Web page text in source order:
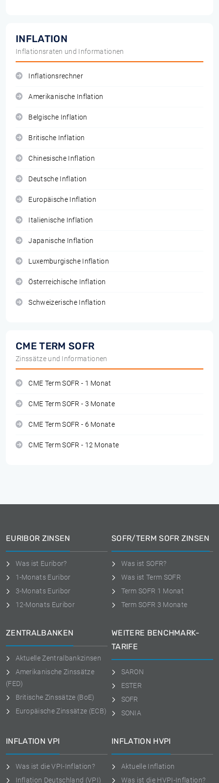
INFLATION
Inflationsraten und Informationen
Inflationsrechner
Amerikanische Inflation
Belgische Inflation
Britische Inflation
Chinesische Inflation
Deutsche Inflation
Europäische Inflation
Italienische Inflation
Japanische Inflation
Luxemburgische Inflation
Österreichische Inflation
Schweizerische Inflation
CME TERM SOFR
Zinssätze und Informationen
CME Term SOFR - 1 Monat
CME Term SOFR - 3 Monate
CME Term SOFR - 6 Monate
CME Term SOFR - 12 Monate
EURIBOR ZINSEN
Was ist Euribor?
1-Monats Euribor
3-Monats Euribor
12-Monats Euribor
SOFR/TERM SOFR ZINSEN
Was ist SOFR?
Was ist Term SOFR
Term SOFR 1 Monat
Term SOFR 3 Monate
ZENTRALBANKEN
Aktuelle Zentralbankzinsen
Amerikanische Zinssätze
(FED)
Britische Zinssätze (BoE)
Europäische Zinssätze (ECB)
WEITERE BENCHMARK-
TARIFE
SARON
ESTER
SOFR
SONIA
INFLATION VPI
Was ist die VPI-Inflation?
Inflation Deutschland (VPI)
INFLATION HVPI
Aktuelle Inflation
Was ist die HVPI-Inflation?